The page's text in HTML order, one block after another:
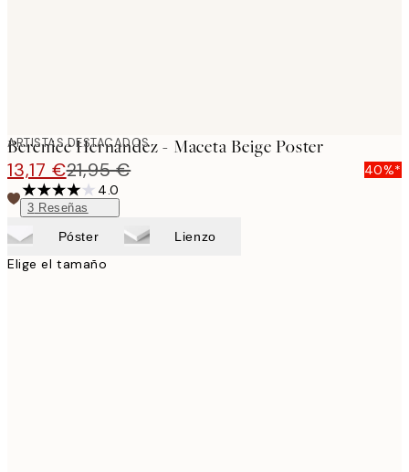
ARTISTAS DESTACADOS
Berenice Hernandez - Maceta Beige Poster
13,17 €21,95 €
40%*
4.0
3 Reseñas
Póster Lienzo
Elige el tamaño